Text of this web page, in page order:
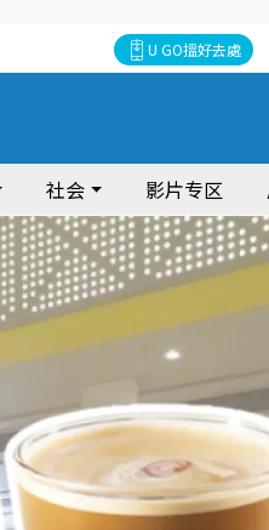
U GO搵好去處
社会 影片专区